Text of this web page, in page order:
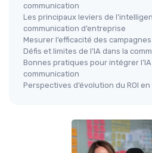
communication
Les principaux leviers de
communication d’entreprise
Mesurer l’efficacité des campagnes
Défis et limites de l’IA dans la
Bonnes pratiques pour intégrer
communication
Perspectives d’évolution du ROI